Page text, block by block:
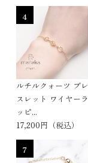
4
ルチルクォーツ ブレ
スレット ワイヤーラ
ッピ...
17,200円（税込）
7